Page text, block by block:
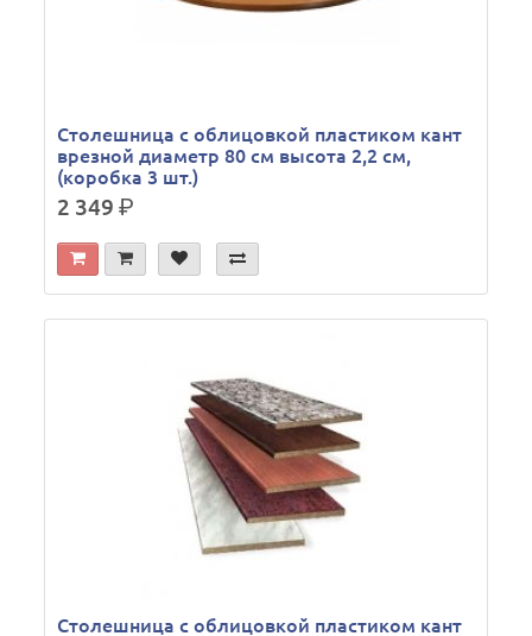
Столешница с облицовкой пластиком кант
врезной диаметр 80 см высота 2,2 см,
(коробка 3 шт.)
2 349р.
Столешница с облицовкой пластиком кант